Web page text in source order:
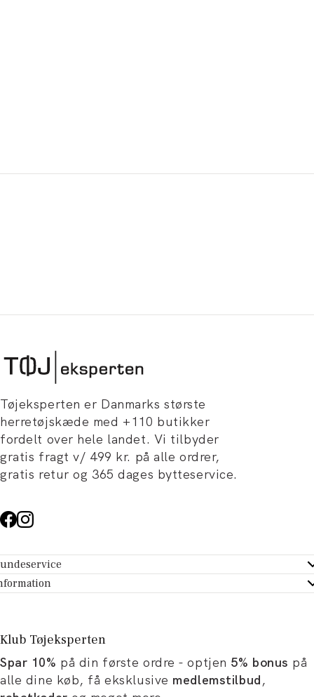
Tøjeksperten er Danmarks største
herretøjskæde med +110 butikker
fordelt over hele landet. Vi tilbyder
gratis fragt v/ 499 kr. på alle ordrer,
gratis retur og 365 dages bytteservice.
- Hjælpecenter
dit køb
Tøjeksperten
og artikler
og karriere
Klub Tøjeksperten
Spar 10% på din første ordre - optjen 5% bonus på
alle dine køb, få eksklusive medlemstilbud,